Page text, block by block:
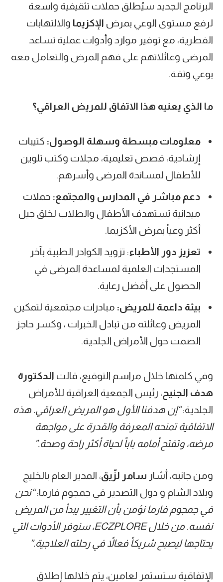
البرنامج الجديد سيُطلق حملات تثقيفية واسعة
لرفع مستوى الوعي بمرض الإكزيما والالتهابات
الفطرية، مع توفير موارد وأدوات عملية تساعد
المرضى وعائلاتهم على فهم المرض والتعامل معه
بوعي وثقة.
ما الذي يعنيه هذا الاتفاق للمريض العراقي؟
معلومات مبسطة وسهلة الوصول: كتيبات
إرشادية، قصص تعليمية، مجلات وكتب تلوين
للأطفال لمساندة المرضى وأسرهم.
دعم مباشر في المدارس والمجتمع: حملات
ميدانية تستهدف الأطفال والطلاب لخلق جيل
أكثر وعياً بمرض الأكزيما.
تعزيز دور الأطباء: تزويد الكوادر الطبية بآخر
المستجدات العلمية لمساعدة المرضى في
الحصول على أفضل رعاية.
بيئة داعمة للمريض: مبادرات مجتمعية لتمكين
المريض وعائلته من تبادل الخبرات ، وكسر حاجز
الصمت حول الأمراض الجلدية.
وفي كلمتها خلال مراسم التوقيع، قالت الدكتورة
هدف الجنيح، رئيس الجمعية العراقية للأمراض
الجلدية:“إن هدفنا الأول هو المريض العراقي. هذه
الاتفاقية تمنحه المعرفة والقدرة على مواجهة
مرضه، وتفتح أمامه باباً لحياة أكثر راحة وصحة.”
ومن جانبه، أشار سامر لزّيق، المدير العام بالخليج
وبلاد الشام و دول التصدير في جمجوم فارما:“نحن
في جمجوم فارما نؤمن بأن التغيير يبدأ من المريض
نفسه. من خلالECZPLORE
، سنوفر الأدوات التي
يحتاجها ليصبح شريكاً فعالاً في رحلته العلاجية.”
الإتفاقية ستستمر لعامين، يتم خلالها إطلاق